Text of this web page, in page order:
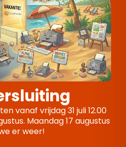
Maak van elk
een uniek en
VOLGENDE
Hoe naadloos
een ruimte kan
transformeren.
vanaf vrijdag 31 juli 12.00
Maandag 17 augustus
er weer!